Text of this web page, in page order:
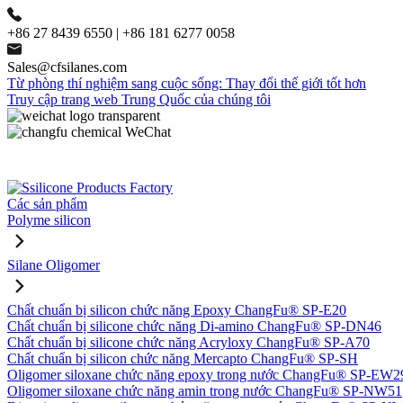
+86 27 8439 6550 | +86 181 6277 0058
Sales@cfsilanes.com
Từ phòng thí nghiệm sang cuộc sống: Thay đổi thế giới tốt hơn
Truy cập trang web Trung Quốc của chúng tôi
Các sản phẩm
Polyme silicon
Silane Oligomer
Chất chuẩn bị silicon chức năng Epoxy ChangFu® SP-E20
Chất chuẩn bị silicone chức năng Di-amino ChangFu® SP-DN46
Chất chuẩn bị silicone chức năng Acryloxy ChangFu® SP-A70
Chất chuẩn bị silicon chức năng Mercapto ChangFu® SP-SH
Oligomer siloxane chức năng epoxy trong nước ChangFu® SP-
Oligomer siloxane chức năng amin trong nước ChangFu® SP-NW51